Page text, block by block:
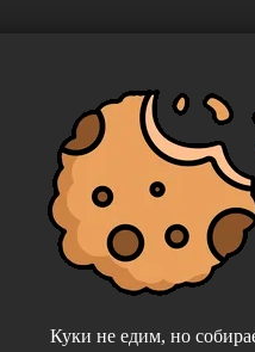
Китай ("Аммекс Вэйда
СМС, с одной
Куки не едим, но